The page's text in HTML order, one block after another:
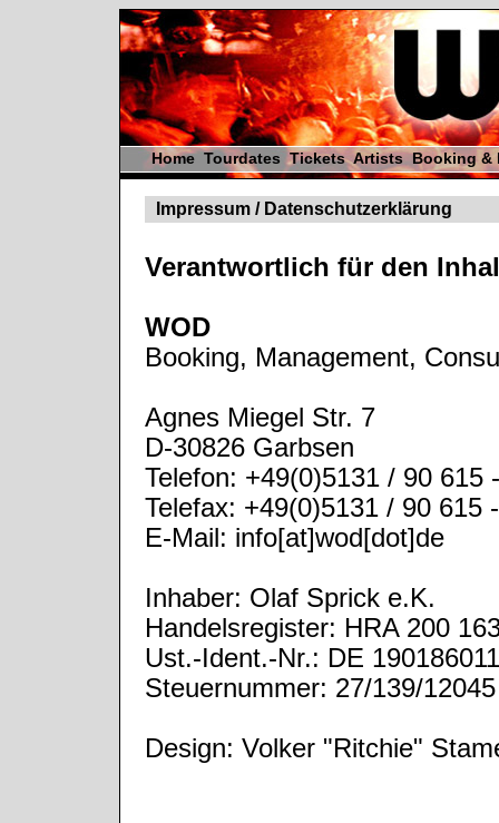
Home Tourdates Tickets Artists Booking &
Impressum / Datenschutzerklärung
Verantwortlich für den
WOD
Booking, Management,
Agnes Miegel Str. 7
D-30826 Garbsen
Telefon: +49(0)5131 / 90 615
Telefax: +49(0)5131 / 90 615
E-Mail: info[at]wod[dot]de
Inhaber: Olaf Sprick e.K.
Handelsregister: HRA 200
Ust.-Ident.-Nr.: DE 190186011
Steuernummer: 27/139/12045
Design: Volker "Ritchie"